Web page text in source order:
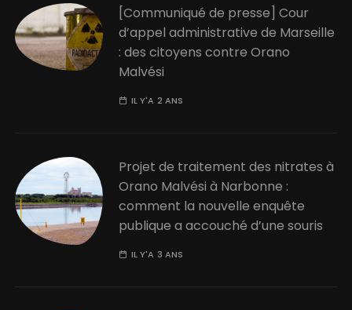
[Communiqué de presse] Cour
d’appel administrative de Marseille
: des citoyens contre Orano
Malvési
IL Y'A 2 ANS
Projet de traitement des nitrates à
Orano Malvési à Narbonne :
comment la nouvelle enquête
publique a accouché d’une souris
IL Y'A 3 ANS